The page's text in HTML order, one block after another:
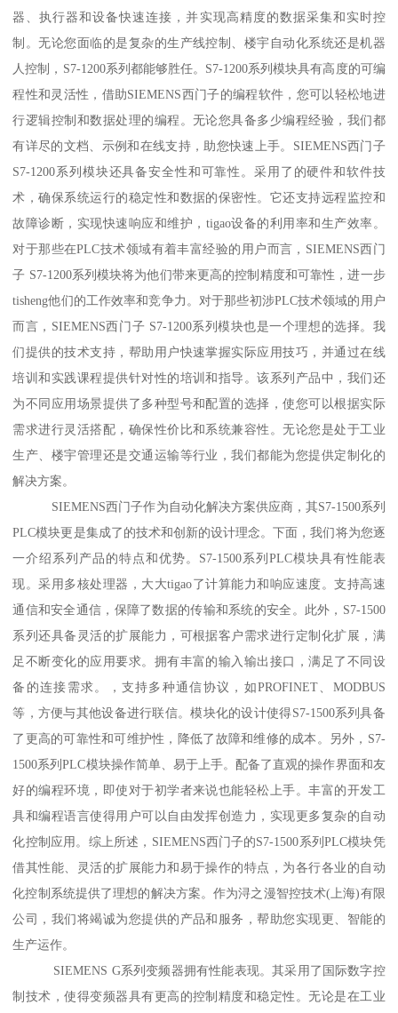
器、执行器和设备快速连接，并实现高精度的数据采集和实时控
制。无论您面临的是复杂的生产线控制、楼宇自动化系统还是机器
人控制，S7-1200系列都能够胜任。S7-1200系列模块具有高度的可编
程性和灵活性，借助SIEMENS西门子的编程软件，您可以轻松地进
行逻辑控制和数据处理的编程。无论您具备多少编程经验，我们都
有详尽的文档、示例和在线支持，助您快速上手。SIEMENS西门子
S7-1200系列模块还具备安全性和可靠性。采用了的硬件和软件技
术，确保系统运行的稳定性和数据的保密性。它还支持远程监控和
故障诊断，实现快速响应和维护，tigao设备的利用率和生产效率。
对于那些在PLC技术领域有着丰富经验的用户而言，SIEMENS西门
子 S7-1200系列模块将为他们带来更高的控制精度和可靠性，进一步
tisheng他们的工作效率和竞争力。对于那些初涉PLC技术领域的用户
而言，SIEMENS西门子 S7-1200系列模块也是一个理想的选择。我
们提供的技术支持，帮助用户快速掌握实际应用技巧，并通过在线
培训和实践课程提供针对性的培训和指导。该系列产品中，我们还
为不同应用场景提供了多种型号和配置的选择，使您可以根据实际
需求进行灵活搭配，确保性价比和系统兼容性。无论您是处于工业
生产、楼宇管理还是交通运输等行业，我们都能为您提供定制化的
解决方案。
SIEMENS西门子作为自动化解决方案供应商，其S7-1500系列
PLC模块更是集成了的技术和创新的设计理念。下面，我们将为您逐
一介绍系列产品的特点和优势。S7-1500系列PLC模块具有性能表
现。采用多核处理器，大大tigao了计算能力和响应速度。支持高速
通信和安全通信，保障了数据的传输和系统的安全。此外，S7-1500
系列还具备灵活的扩展能力，可根据客户需求进行定制化扩展，满
足不断变化的应用要求。拥有丰富的输入输出接口，满足了不同设
备的连接需求。，支持多种通信协议，如PROFINET、MODBUS
等，方便与其他设备进行联信。模块化的设计使得S7-1500系列具备
了更高的可靠性和可维护性，降低了故障和维修的成本。另外，S7-
1500系列PLC模块操作简单、易于上手。配备了直观的操作界面和友
好的编程环境，即使对于初学者来说也能轻松上手。丰富的开发工
具和编程语言使得用户可以自由发挥创造力，实现更多复杂的自动
化控制应用。综上所述，SIEMENS西门子的S7-1500系列PLC模块凭
借其性能、灵活的扩展能力和易于操作的特点，为各行各业的自动
化控制系统提供了理想的解决方案。作为浔之漫智控技术(上海)有限
公司，我们将竭诚为您提供的产品和服务，帮助您实现更、智能的
生产运作。
SIEMENS G系列变频器拥有性能表现。其采用了国际数字控
制技术，使得变频器具有更高的控制精度和稳定性。无论是在工业